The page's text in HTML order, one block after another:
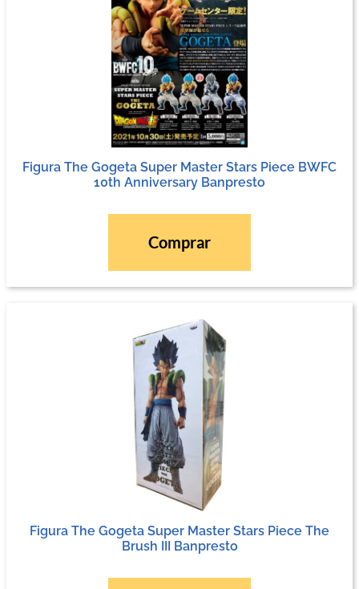
Figura The Gogeta Super Master Stars Piece BWFC
10th Anniversary Banpresto
Comprar
Figura The Gogeta Super Master Stars Piece The
Brush III Banpresto